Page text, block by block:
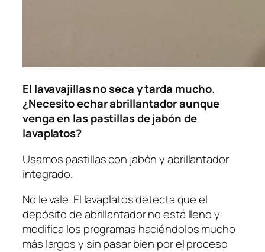
El lavavajillas no seca y tarda mucho.
¿Necesito echar abrillantador aunque
venga en las pastillas de jabón de
lavaplatos?
Usamos pastillas con jabón y abrillantador
integrado.
No le vale. El lavaplatos detecta que el
depósito de abrillantador no está lleno y
modifica los programas haciéndolos mucho
más largos y sin pasar bien por el proceso